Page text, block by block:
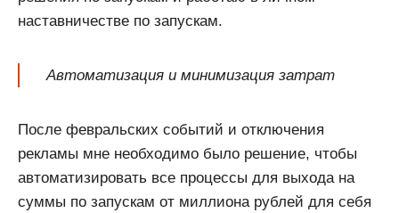
наставничестве по запускам.
Автоматизация и минимизация затрат
После февральских событий и отключения
рекламы мне необходимо было решение, чтобы
автоматизировать все процессы для выхода на
суммы по запускам от миллиона рублей для себя